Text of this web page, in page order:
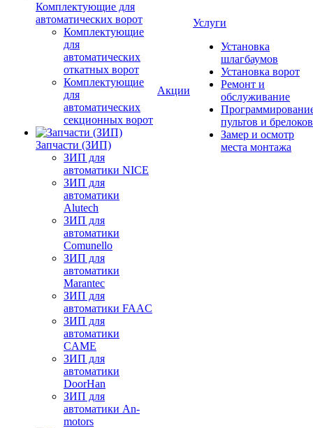
Комплектующие для
автоматических ворот
Комплектующие
для
автоматических
откатных ворот
Комплектующие
для
автоматических
секционных ворот
Запчасти (ЗИП)
ЗИП для
автоматики NICE
ЗИП для
автоматики
Alutech
ЗИП для
автоматики
Comunello
ЗИП для
автоматики
Marantec
ЗИП для
автоматики FAAC
ЗИП для
автоматики
CAME
ЗИП для
автоматики
DoorHan
ЗИП для
автоматики An-
motors
Акции
Услуги
Установка
шлагбаумов
Установка ворот
Ремонт и
обслуживание
пультов и брелоков
Замер и осмотр
места монтажа